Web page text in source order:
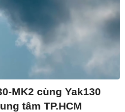
MK2 cùng Yak130
tâm TP.HCM